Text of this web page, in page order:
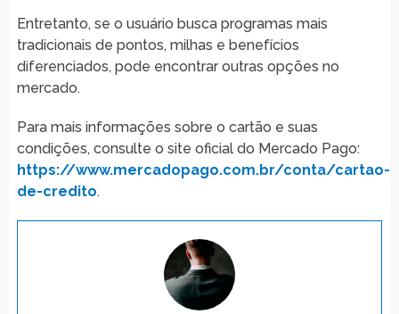
Entretanto, se o usuário busca programas mais
tradicionais de pontos, milhas e benefícios
diferenciados, pode encontrar outras opções no
mercado.
Para mais informações sobre o cartão e suas
condições, consulte o site oficial do Mercado Pago:
https://www.mercadopago.com.br/conta/cartao-
de-credito.